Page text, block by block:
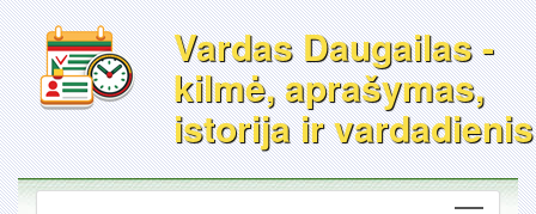
Vardas Daugailas -
kilmė, aprašymas,
istorija ir vardadienis